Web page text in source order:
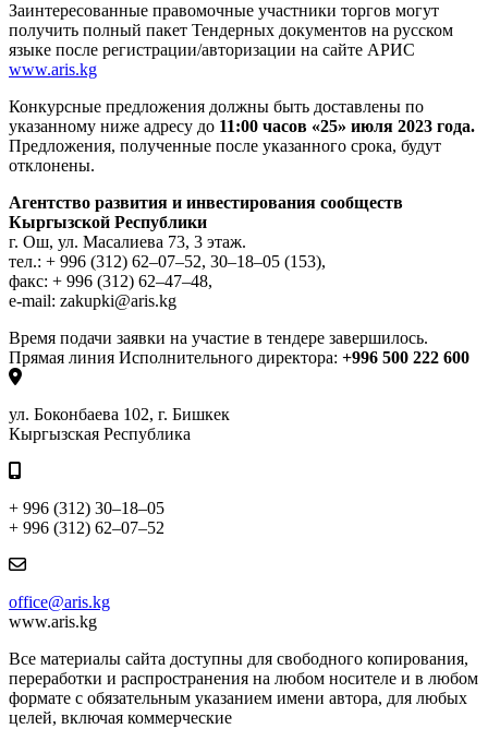
Заинтересованные правомочные участники торгов могут
получить полный пакет Тендерных документов на русском
языке после регистрации/авторизации на сайте АРИС
www.aris.kg
Конкурсные предложения должны быть доставлены по
указанному ниже адресу до 11:00 часов «25» июля 2023 года.
Предложения, полученные после указанного срока, будут
отклонены.
Агентство развития и инвестирования сообществ
Кыргызской Республики
г. Ош, ул. Масалиева 73, 3 этаж.
тел.: + 996 (312) 62–07–52, 30–18–05 (153),
факс: + 996 (312) 62–47–48,
e-mail: zakupki@aris.kg
Время подачи заявки на участие в тендере завершилось.
Прямая линия Исполнительного директора: +996 500 222 600
ул. Боконбаева 102, г. Бишкек
Кыргызская Республика
+ 996 (312) 30–18–05
+ 996 (312) 62–07–52
office@aris.kg
www.aris.kg
Все материалы сайта доступны для свободного копирования,
переработки и распространения на любом носителе и в любом
формате с обязательным указанием имени автора, для любых
целей, включая коммерческие